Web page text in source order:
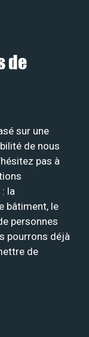
de
sur une
de nous
pas à
la
bâtiment, le
personnes
pourrons déjà
de